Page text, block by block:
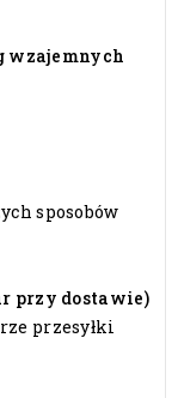
wzajemnych
sposobów
przy dostawie)
przesyłki